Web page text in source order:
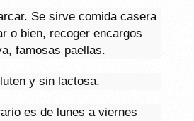
Se sirve comida casera
o bien, recoger encargos
famosas paellas.
y sin lactosa.
es de lunes a viernes